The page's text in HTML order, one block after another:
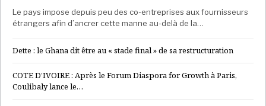
Le pays impose depuis peu des co-entreprises aux fournisseurs
étrangers afin d’ancrer cette manne au-delà de la…
Dette : le Ghana dit être au « stade final » de sa restructuration
COTE D’IVOIRE : Après le Forum Diaspora for Growth à Paris,
Coulibaly lance le…